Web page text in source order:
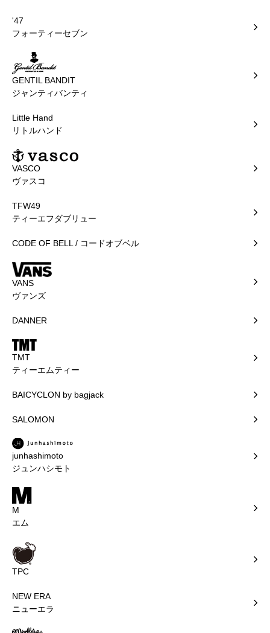
'47
フォーティーセブン
GENTIL BANDIT
ジャンティバンティ
Little Hand
リトルハンド
VASCO
ヴァスコ
TFW49
ティーエフダブリュー
CODE OF BELL / コードオブベル
VANS
ヴァンズ
DANNER
TMT
ティーエムティー
BAICYCLON by bagjack
SALOMON
junhashimoto
ジュンハシモト
M
エム
TPC
NEW ERA
ニューエラ